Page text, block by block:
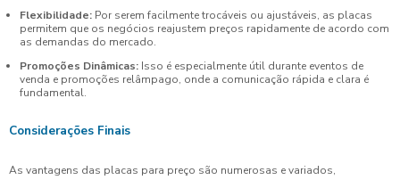
Flexibilidade: Por serem facilmente trocáveis ou ajustáveis, as placas
permitem que os negócios reajustem preços rapidamente de acordo com
as demandas do mercado.
Promoções Dinâmicas: Isso é especialmente útil durante eventos de
venda e promoções relâmpago, onde a comunicação rápida e clara é
fundamental.
Considerações Finais
As vantagens das placas para preço são numerosas e variados,